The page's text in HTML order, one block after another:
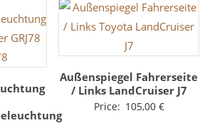
Außenspiegel Fahrerseite
/ Links LandCruiser J7
Price: 105,00 €